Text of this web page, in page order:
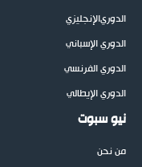
الدوريالإنجليزي
الدوري الإسباني
الدوري الفرنسي
الدوري الإيطالي
نيو سبوت
من نحن